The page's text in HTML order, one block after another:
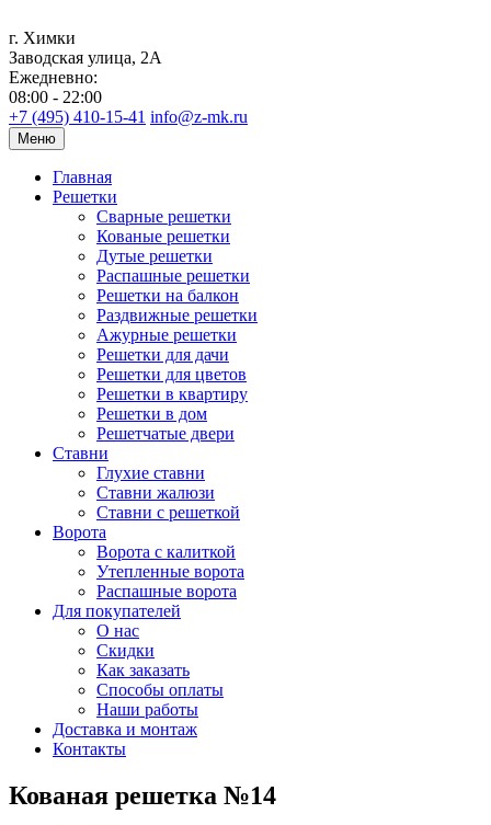
г. Химки
Заводская улица, 2А
Ежедневно:
08:00 - 22:00
+7 (495) 410-15-41 info@z-mk.ru
Меню
Главная
Решетки
Сварные решетки
Кованые решетки
Дутые решетки
Распашные решетки
Решетки на балкон
Раздвижные решетки
Ажурные решетки
Решетки для дачи
Решетки для цветов
Решетки в квартиру
Решетки в дом
Решетчатые двери
Ставни
Глухие ставни
Ставни жалюзи
Ставни с решеткой
Ворота
Ворота с калиткой
Утепленные ворота
Распашные ворота
Для покупателей
О нас
Скидки
Как заказать
Способы оплаты
Наши работы
Доставка и монтаж
Контакты
Кованая решетка №14